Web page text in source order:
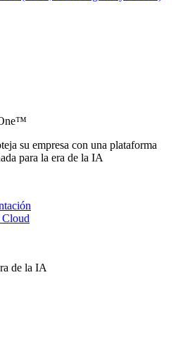
su empresa con una plataforma
para la era de la IA
Cloud
de la IA